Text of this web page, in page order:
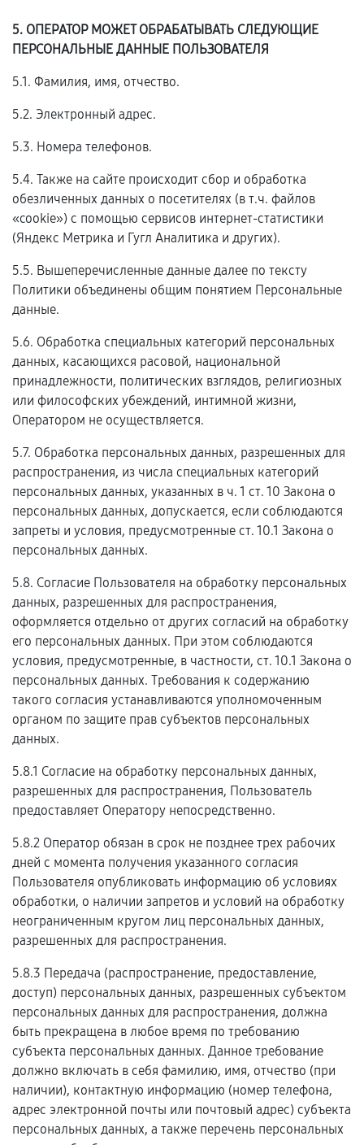
5. ОПЕРАТОР МОЖЕТ ОБРАБАТЫВАТЬ СЛЕДУЮЩИЕ
ПЕРСОНАЛЬНЫЕ ДАННЫЕ ПОЛЬЗОВАТЕЛЯ
5.1. Фамилия, имя, отчество.
5.2. Электронный адрес.
5.3. Номера телефонов.
5.4. Также на сайте происходит сбор и обработка
обезличенных данных о посетителях (в т.ч. файлов
«cookie») с помощью сервисов интернет-статистики
(Яндекс Метрика и Гугл Аналитика и других).
5.5. Вышеперечисленные данные далее по тексту
Политики объединены общим понятием Персональные
данные.
5.6. Обработка специальных категорий персональных
данных, касающихся расовой, национальной
принадлежности, политических взглядов, религиозных
или философских убеждений, интимной жизни,
Оператором не осуществляется.
5.7. Обработка персональных данных, разрешенных для
распространения, из числа специальных категорий
персональных данных, указанных в ч. 1 ст. 10 Закона о
персональных данных, допускается, если соблюдаются
запреты и условия, предусмотренные ст. 10.1 Закона о
персональных данных.
5.8. Согласие Пользователя на обработку персональных
данных, разрешенных для распространения,
оформляется отдельно от других согласий на обработку
его персональных данных. При этом соблюдаются
условия, предусмотренные, в частности, ст. 10.1 Закона о
персональных данных. Требования к содержанию
такого согласия устанавливаются уполномоченным
органом по защите прав субъектов персональных
данных.
5.8.1 Согласие на обработку персональных данных,
разрешенных для распространения, Пользователь
предоставляет Оператору непосредственно.
5.8.2 Оператор обязан в срок не позднее трех рабочих
дней с момента получения указанного согласия
Пользователя опубликовать информацию об условиях
обработки, о наличии запретов и условий на обработку
неограниченным кругом лиц персональных данных,
разрешенных для распространения.
5.8.3 Передача (распространение, предоставление,
доступ) персональных данных, разрешенных субъектом
персональных данных для распространения, должна
быть прекращена в любое время по требованию
субъекта персональных данных. Данное требование
должно включать в себя фамилию, имя, отчество (при
наличии), контактную информацию (номер телефона,
адрес электронной почты или почтовый адрес) субъекта
персональных данных, а также перечень персональных